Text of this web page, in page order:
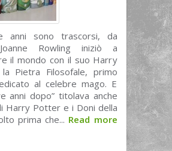
anni sono trascorsi, da
Rowling iniziò a
il mondo con il suo Harry
Pietra Filosofale, primo
al celebre mago. E
anni dopo” titolava anche
Harry Potter e i Doni della
prima che... Read more